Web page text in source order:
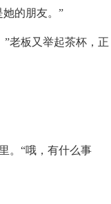
的朋友。”
老板又举起茶杯，正
。“哦，有什么事